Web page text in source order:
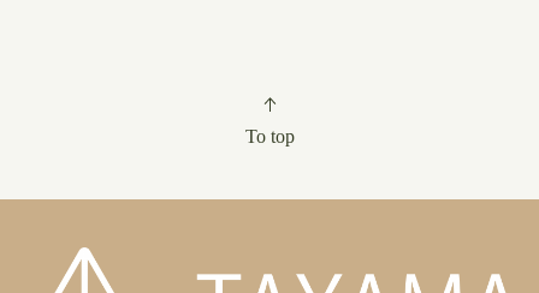
To top